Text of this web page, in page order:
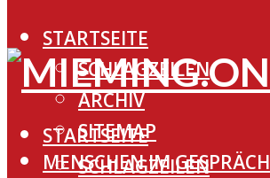
STARTSEITE
SCHLAGZEILEN
ARCHIV
SITEMAP
MENSCHEN IM GESPRÄCH
STARTSEITE
SCHLAGZEILEN